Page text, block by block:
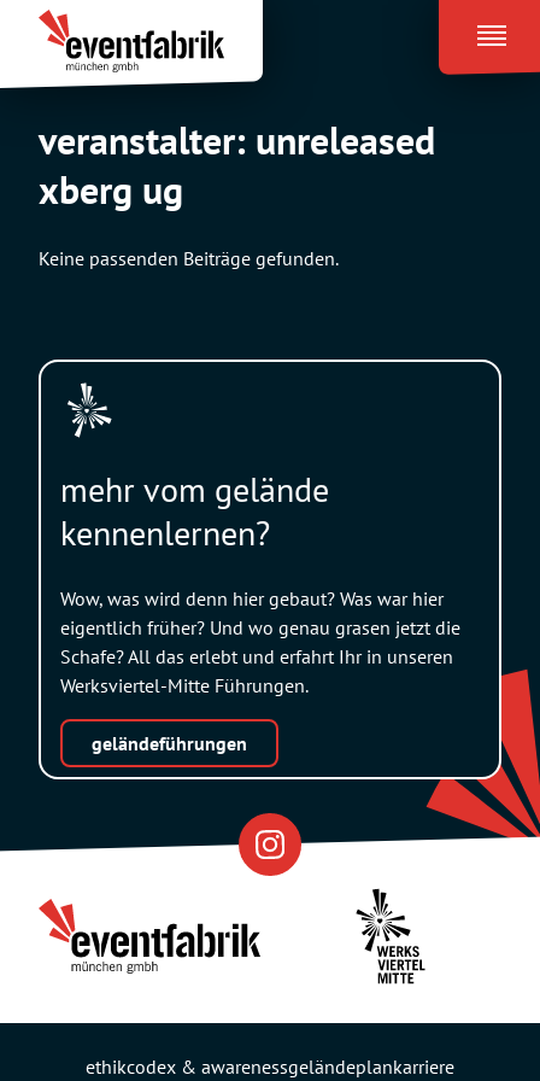
Inhalt
springen
Eventfabrik
München
veranstalter: unreleased
xberg ug
Keine passenden Beiträge gefunden.
Partner
mehr vom gelände
kennenlernen?
Wow, was wird denn hier gebaut? Was war hier
eigentlich früher? Und wo genau grasen jetzt die
Schafe? All das erlebt und erfahrt Ihr in unseren
Werksviertel-Mitte Führungen.
geländeführungen
ethikcodex & awarenessgeländeplankarriere